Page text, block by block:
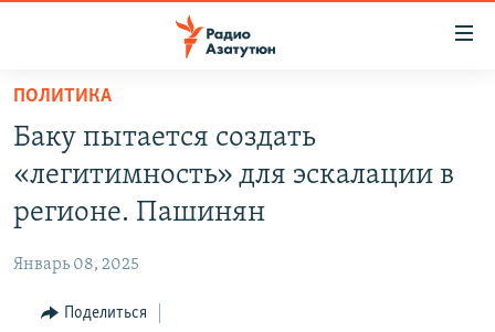
Перейти
основному
содержанию
основной
навигации
Перейти
НОВОСТИ
ЭКОНОМИКА
РЕГИОН
ПОЛИТИКА
Баку пытается создать
«легитимность» для эскалации в
регионе. Пашинян
Январь 08, 2025
Поделиться